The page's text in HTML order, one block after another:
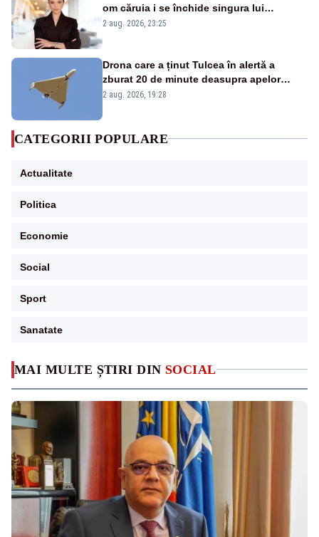
MAI MULTE ȘTIRI DIN SOCIAL
om căruia i se închide singura lui
portiță?”
2 aug. 2026, 23:25
Drona care a ținut Tulcea în alertă a
zburat 20 de minute deasupra apelor
României. Au fost ridicate două F-16
2 aug. 2026, 19:28
CATEGORII POPULARE
Actualitate
Politica
Economie
Social
Sport
Sanatate